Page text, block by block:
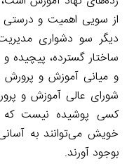
از سویی اهمیت و درستی
دیگر سو دشواری
ساختار گسترده، پیچیده و
و میانی آموزش و پرورش
شورای عالی آموزش و
کسی پوشیده نیست که
خویش می‌توانند به
بوجود آورند.